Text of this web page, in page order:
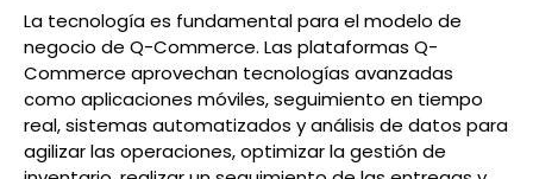
La tecnología es fundamental para el modelo de
negocio de Q-Commerce. Las plataformas Q-
Commerce aprovechan tecnologías avanzadas
como aplicaciones móviles, seguimiento en tiempo
real, sistemas automatizados y análisis de datos para
agilizar las operaciones, optimizar la gestión de